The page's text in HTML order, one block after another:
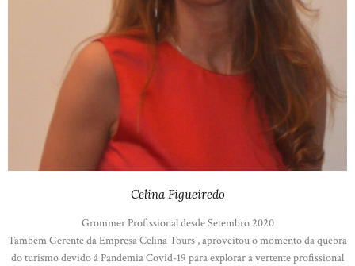
Celina Figueiredo
Grommer Profissional desde Setembro 2020
Tambem Gerente da Empresa Celina Tours , aproveitou o momento da quebra
do turismo devido á Pandemia Covid-19 para explorar a vertente profissional